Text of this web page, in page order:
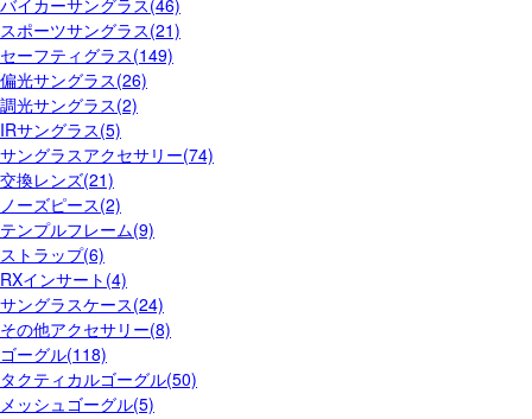
バイカーサングラス(46)
スポーツサングラス(21)
セーフティグラス(149)
偏光サングラス(26)
調光サングラス(2)
IRサングラス(5)
サングラスアクセサリー(74)
交換レンズ(21)
ノーズピース(2)
テンプルフレーム(9)
ストラップ(6)
RXインサート(4)
サングラスケース(24)
その他アクセサリー(8)
ゴーグル(118)
タクティカルゴーグル(50)
メッシュゴーグル(5)